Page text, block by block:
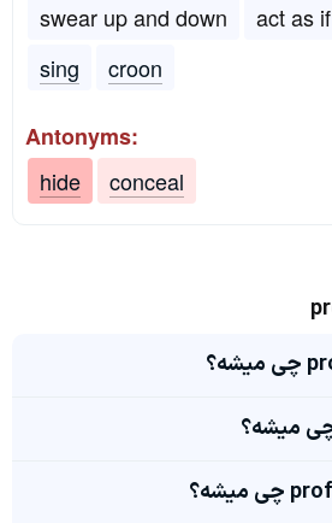
swear up and down
act as if
sing
croon
Antonyms:
hide
conceal